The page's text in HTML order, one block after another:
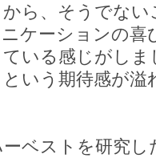
ら、そうでな
ケーションの喜
いる感じがし
いう期待感が溢
ベストを研究し